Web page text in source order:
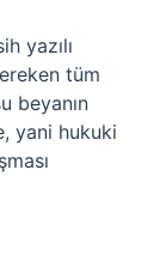
yazılı
tüm
beyanın
yani hukuki